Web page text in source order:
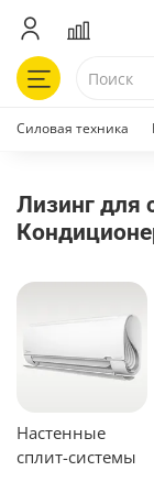
Силовая техника
Лизинг для
Настенные
сплит-системы